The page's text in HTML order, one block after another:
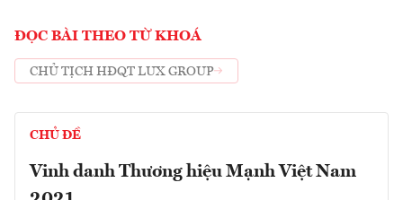
ĐỌC BÀI THEO TỪ KHOÁ
CHỦ TỊCH HĐQT LUX GROUP
CHỦ ĐỀ
Vinh danh Thương hiệu Mạnh Việt Nam